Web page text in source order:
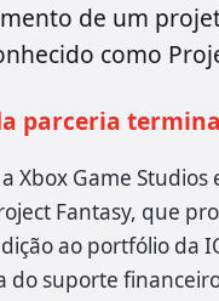
de um
como
parceria
Xbox Game Studios
Fantasy, que
ao portfólio da
do suporte